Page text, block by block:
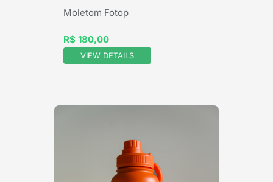
Moletom Fotop
R$ 180,00
VIEW DETAILS